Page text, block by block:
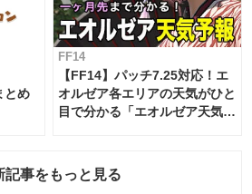
とめ
FF14
【FF14】パッチ7.25対応！エ
オルゼア各エリアの天気がひと
目で分かる「エオルゼア天気予
記事をもっと見る